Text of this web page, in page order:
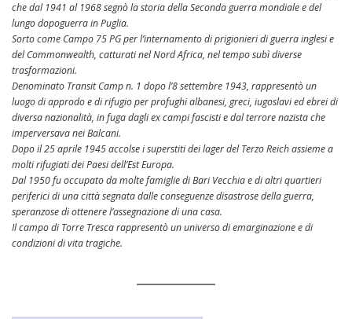
che dal 1941 al 1968 segnò la storia della Seconda guerra mondiale e del
lungo dopoguerra in Puglia.
Sorto come Campo 75 PG per l’internamento di prigionieri di guerra inglesi e
del Commonwealth, catturati nel Nord Africa, nel tempo subì diverse
trasformazioni.
Denominato Transit Camp n. 1 dopo l’8 settembre 1943, rappresentò un
luogo di approdo e di rifugio per profughi albanesi, greci, iugoslavi ed ebrei di
diversa nazionalità, in fuga dagli ex campi fascisti e dal terrore nazista che
imperversava nei Balcani.
Dopo il 25 aprile 1945 accolse i superstiti dei lager del Terzo Reich assieme a
molti rifugiati dei Paesi dell’Est Europa.
Dal 1950 fu occupato da molte famiglie di Bari Vecchia e di altri quartieri
periferici di una città segnata dalle conseguenze disastrose della guerra,
speranzose di ottenere l’assegnazione di una casa.
Il campo di Torre Tresca rappresentò un universo di emarginazione e di
condizioni di vita tragiche.